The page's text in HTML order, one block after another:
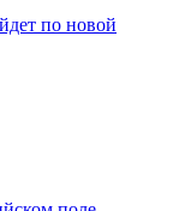
по новой